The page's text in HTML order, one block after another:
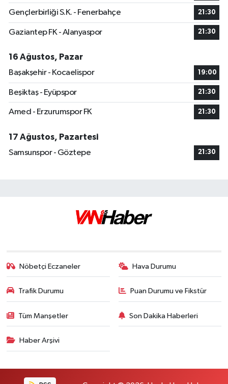
Gençlerbirliği S.K. - Fenerbahçe 21:30
Gaziantep FK - Alanyaspor 21:30
16 Ağustos, Pazar
Başakşehir - Kocaelispor
19:00
Beşiktaş - Eyüpspor 21:30
Amed - Erzurumspor FK 21:30
17 Ağustos, Pazartesi
Samsunspor - Göztepe
21:30
Nöbetçi Eczaneler Hava Durumu
Trafik Durumu Puan Durumu ve Fikstür
Tüm Manşetler Son Dakika Haberleri
Haber Arşivi